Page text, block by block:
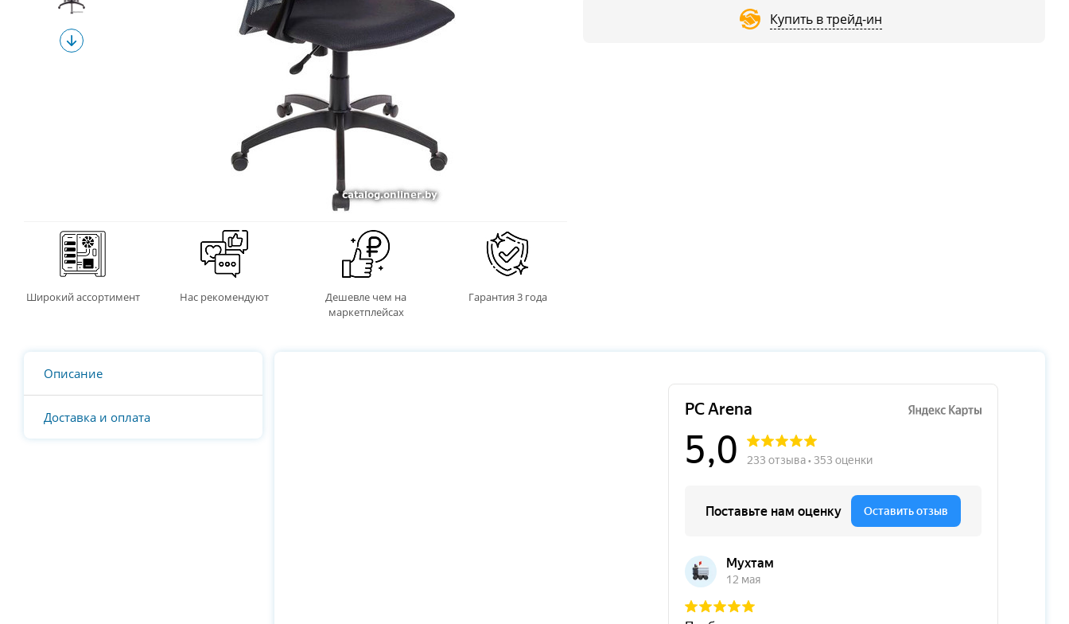
Широкий ассортимент Нас рекомендуют
Дешевле чем на
маркетплейсах
Гарантия 3 года
Купить в трейд-ин
Описание
Доставка и оплата